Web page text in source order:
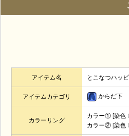
アイテム名 とこなつハッ
アイテムカテゴリ からだ下
カラーリング
カラー① [染色
カラー② [染色